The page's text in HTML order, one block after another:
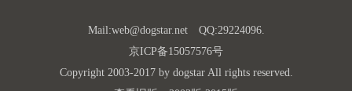
Mail:web@dogstar.netQQ:29224096.
京ICP备15057576号
Copyright 2003-2017 by dogstar All rights reserved.